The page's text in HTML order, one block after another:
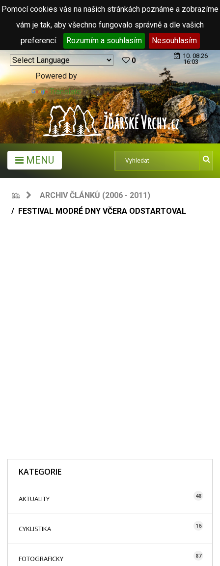
Pomocí cookies vás na našich stránkách poznáme a zobrazíme
vám je tak, aby všechno fungovalo správně a dle vašich
preferencí.
Rozumím a souhlasím Nesouhlasím
Powered by
Translate
0
10. 08.26
16:03
MENU
ARCHIV ČLÁNKŮ (2006 - 2011)
FESTIVAL MODRÉ DNY VČERA ODSTARTOVAL
KATEGORIE
AKTUALITY 48
CYKLISTIKA 16
FOTOGRAFICKY 87